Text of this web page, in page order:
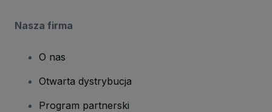
Nasza firma
O nas
Otwarta dystrybucja
Program partnerski